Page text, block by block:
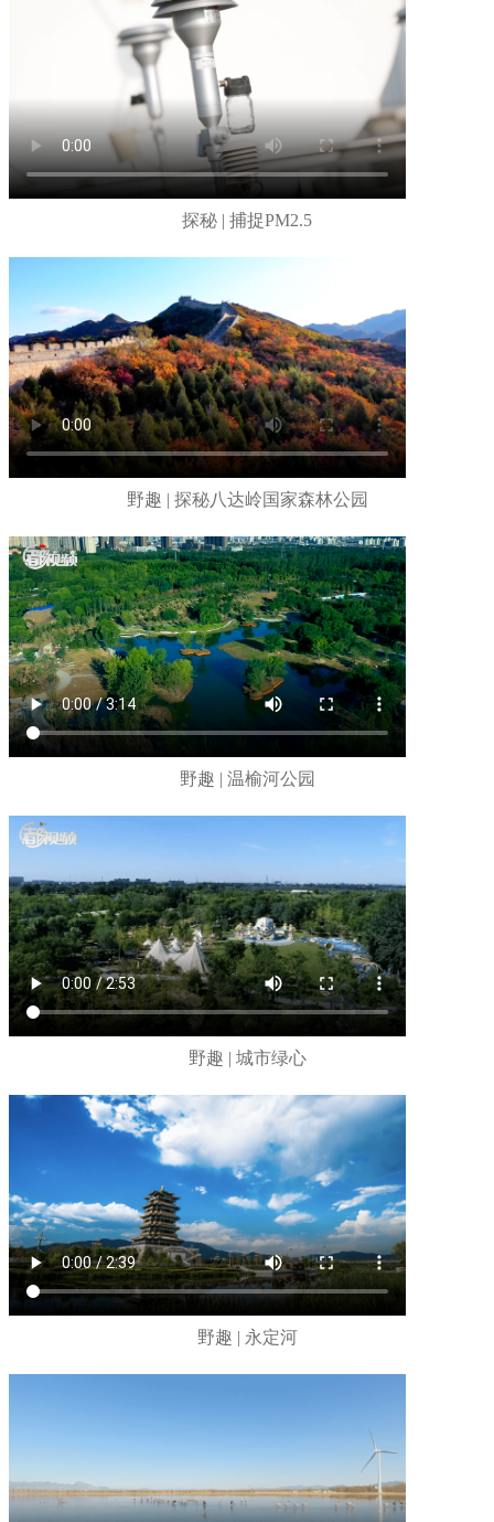
探秘 | 捕捉PM2.5
野趣 | 探秘八达岭国家森林公园
野趣 | 温榆河公园
野趣 | 城市绿心
野趣 | 永定河